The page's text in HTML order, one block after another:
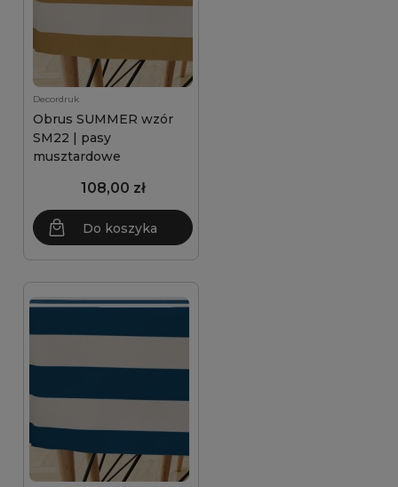
Decordruk
Obrus SUMMER wzór
SM22 | pasy
musztardowe
108,00 zł
Do koszyka